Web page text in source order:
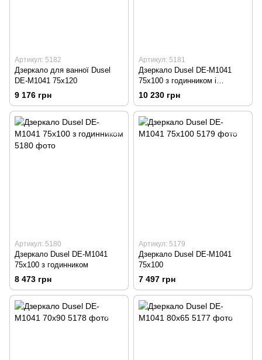
Артикул: 5182
Дзеркало для ванної Dusel
DE-M1041 75x120
9 176 грн
Артикул: 5181
Дзеркало Dusel DE-M1041
75x100 з годинником і
Bluetooth
10 230 грн
Артикул: 5180
Дзеркало Dusel DE-M1041
75x100 з годинником
8 473 грн
Артикул: 5179
Дзеркало Dusel DE-M1041
75x100
7 497 грн